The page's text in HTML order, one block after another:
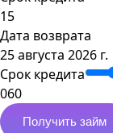
Дата возврата
25 августа 2026 г.
Срок кредита
060
Получить займ